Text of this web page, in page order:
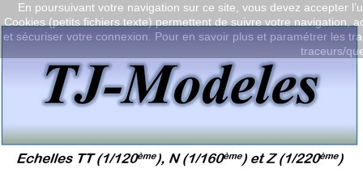
En poursuivant votre navigation sur ce site, vous devez accepter
Cookies (petits fichiers texte) permettent de suivre votre navigation,
et sécuriser votre connexion. Pour en savoir plus et paramétrer les
traceurs/